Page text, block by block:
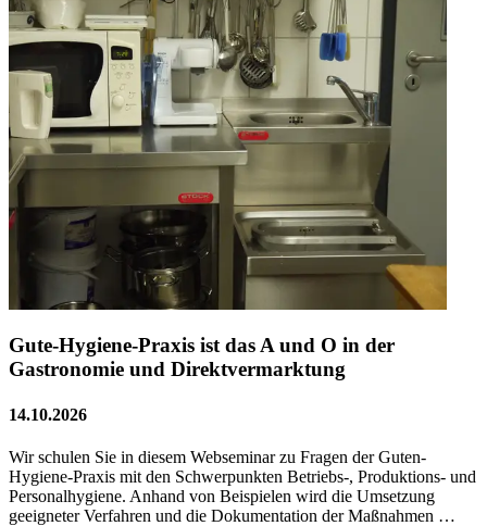
Gute-Hygiene-Praxis ist das A und O in der
Gastronomie und Direktvermarktung
14.10.2026
Wir schulen Sie in diesem Webseminar zu Fragen der Guten-
Hygiene-Praxis mit den Schwerpunkten Betriebs-, Produktions- und
Personalhygiene. Anhand von Beispielen wird die Umsetzung
geeigneter Verfahren und die Dokumentation der Maßnahmen …